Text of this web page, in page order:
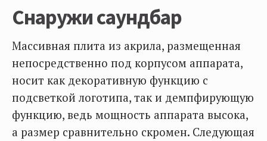
Снаружи саундбар
Массивная плита из акрила, размещенная
непосредственно под корпусом аппарата,
носит как декоративную функцию с
подсветкой логотипа, так и демпфирующую
функцию, ведь мощность аппарата высока,
а размер сравнительно скромен. Следующая